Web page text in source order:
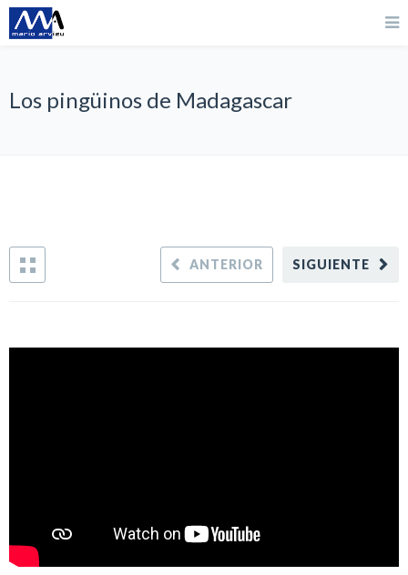
Los pingüinos de Madagascar
SIGUIENTE
ANTERIOR